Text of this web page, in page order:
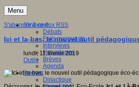
Menu
S'informer
Débats
Faits marquants
Interviews
Reportages
Brèves
Agenda
Innover
Didactique
S'abonner à ce flux RSS
Ici et la-bas, le nouvel outil
lundi, 11 février 2019
Outils